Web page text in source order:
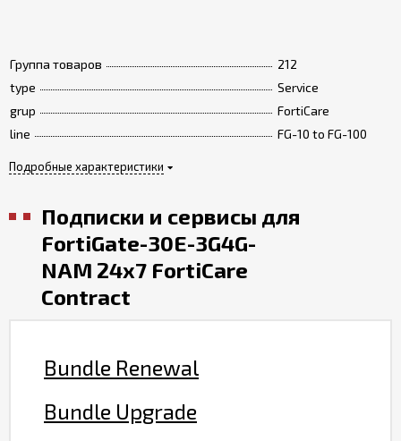
Группа товаров
212
type
Service
grup
FortiCare
line
FG-10 to FG-100
Подробные характеристики
Подписки и сервисы для
FortiGate-30E-3G4G-
NAM 24x7 FortiCare
Contract
Bundle Renewal
Bundle Upgrade